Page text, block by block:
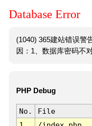
Database Error
(1040) 365建站错误警
因：1、数据库密码不
PHP Debug
No. File